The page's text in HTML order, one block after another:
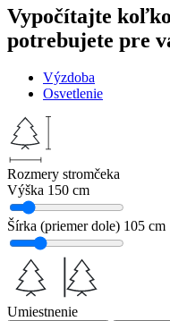
Vypočítajte
potrebujete pre
Výzdoba
Osvetlenie
Rozmery stromčeka
Výška 150 cm
Šírka (priemer dole) 105 cm
Umiestnenie